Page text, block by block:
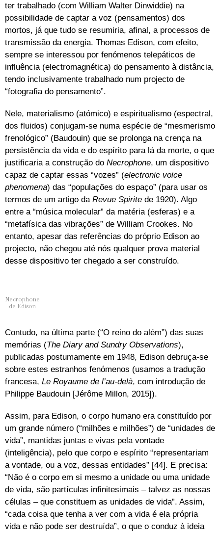
ter trabalhado (com William Walter Dinwiddie) na
possibilidade de captar a voz (pensamentos) dos
mortos, já que tudo se resumiria, afinal, a processos de
transmissão da energia. Thomas Edison, com efeito,
sempre se interessou por fenómenos telepáticos de
influência (electromagnética) do pensamento à distância,
tendo inclusivamente trabalhado num projecto de
“fotografia do pensamento”.
Nele, materialismo (atómico) e espiritualismo (espectral,
dos fluidos) conjugam-se numa espécie de “mesmerismo
frenológico” (Baudouin) que se prolonga na crença na
persistência da vida e do espírito para lá da morte, o que
justificaria a construção do Necrophone, um dispositivo
capaz de captar essas “vozes” (electronic voice
phenomena) das “populações do espaço” (para usar os
termos de um artigo da Revue Spirite de 1920). Algo
entre a “música molecular” da matéria (esferas) e a
“metafísica das vibrações” de William Crookes. No
entanto, apesar das referências do próprio Edison ao
projecto, não chegou até nós qualquer prova material
desse dispositivo ter chegado a ser construído.
Necrophone
de Edison
Contudo, na última parte (“O reino do além”) das suas
memórias (The Diary and Sundry Observations),
publicadas postumamente em 1948, Edison debruça-se
sobre estes estranhos fenómenos (usamos a tradução
francesa, Le Royaume de l’au-delà, com introdução de
Philippe Baudouin [Jérôme Millon, 2015]).
Assim, para Edison, o corpo humano era constituído por
um grande número (“milhões e milhões”) de “unidades de
vida”, mantidas juntas e vivas pela vontade
(inteligência), pelo que corpo e espírito “representariam
a vontade, ou a voz, dessas entidades” [44]. E precisa:
“Não é o corpo em si mesmo a unidade ou uma unidade
de vida, são partículas infinitesimais – talvez as nossas
células – que constituem as unidades de vida”. Assim,
“cada coisa que tenha a ver com a vida é ela própria
vida e não pode ser destruída”, o que o conduz à ideia